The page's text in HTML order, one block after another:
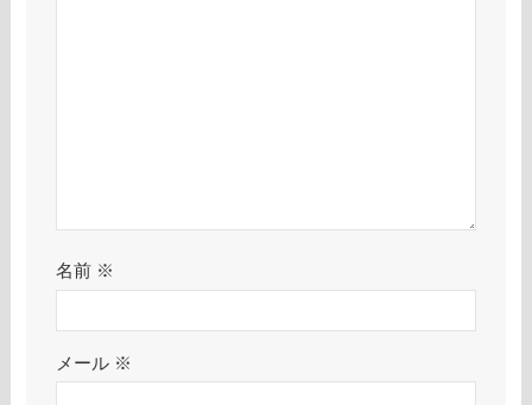
名前 ※
メール ※